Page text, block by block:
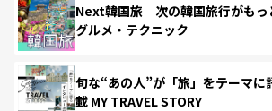
Next韓国旅 次の韓国旅行がもっ
グルメ・テクニック
旬な“あの人”が「旅」をテーマに
載 MY TRAVEL STORY